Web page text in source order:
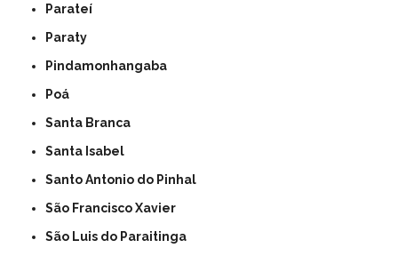
Parateí
Paraty
Pindamonhangaba
Poá
Santa Branca
Santa Isabel
Santo Antonio do Pinhal
São Francisco Xavier
São Luis do Paraitinga